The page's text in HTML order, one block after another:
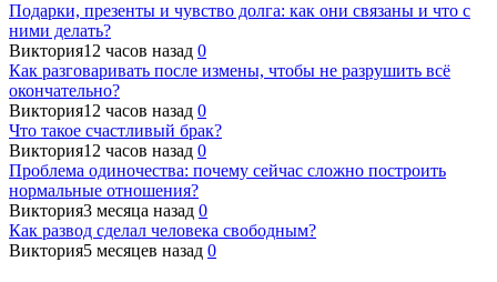
Подарки, презенты и чувство долга: как они связаны и что с
ними делать?
Виктория12 часов назад 0
Как разговаривать после измены, чтобы не разрушить всё
окончательно?
Виктория12 часов назад 0
Что такое счастливый брак?
Виктория12 часов назад 0
Проблема одиночества: почему сейчас сложно построить
нормальные отношения?
Виктория3 месяца назад 0
Как развод сделал человека свободным?
Виктория5 месяцев назад 0